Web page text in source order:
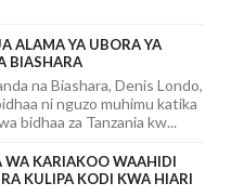
ALAMA YA UBORA YA
BIASHARA
na Biashara, Denis Londo,
ni nguzo muhimu katika
bidhaa za Tanzania kw...
WA KARIAKOO WAAHIDI
KULIPA KODI KWA HIARI